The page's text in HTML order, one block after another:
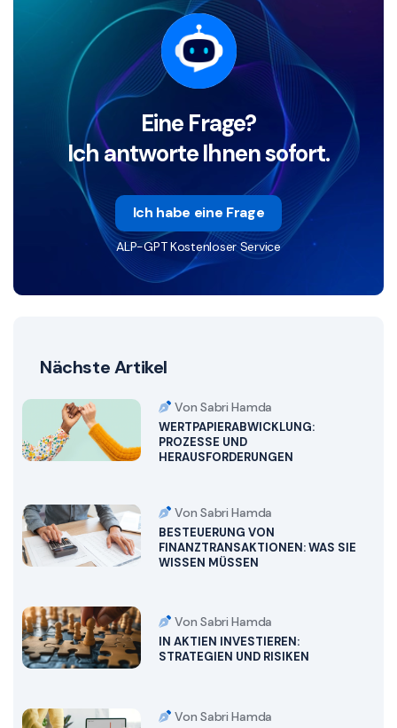
Eine Frage?
Ich antworte Ihnen sofort.
Ich habe eine Frage
ALP-GPT Kostenloser Service
Nächste Artikel
Von Sabri Hamda
WERTPAPIERABWICKLUNG:
PROZESSE UND
HERAUSFORDERUNGEN
Von Sabri Hamda
BESTEUERUNG VON
FINANZTRANSAKTIONEN: WAS SIE
WISSEN MÜSSEN
Von Sabri Hamda
IN AKTIEN INVESTIEREN:
STRATEGIEN UND RISIKEN
Von Sabri Hamda